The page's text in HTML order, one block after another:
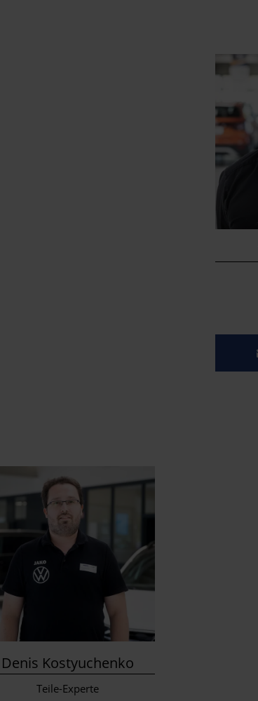
Denis Kostyuchenko
Teile-Experte